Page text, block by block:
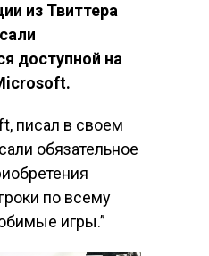
из Твиттера
доступной на
писал в своем
обязательное
по всему
игры.”